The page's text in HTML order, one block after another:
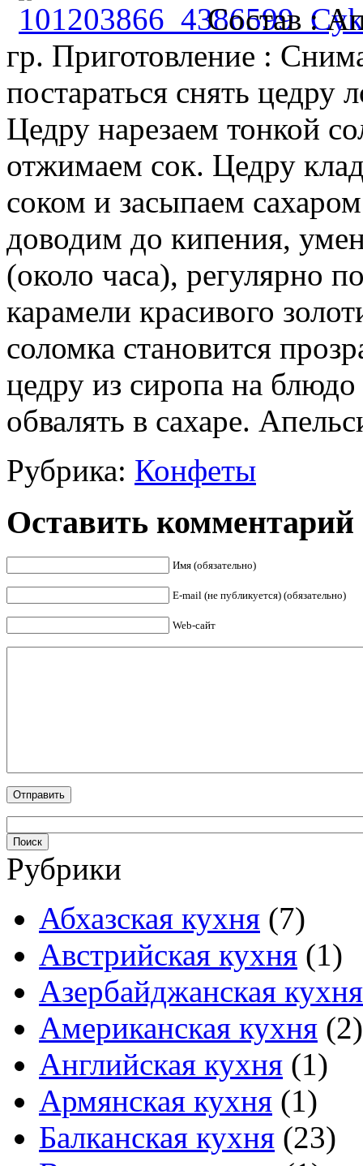
Состав :
гр. Приготовление :
постараться снять
Цедру нарезаем тонкой
отжимаем сок. Цедру
соком и засыпаем
доводим до кипения,
(около часа), регулярно
карамели красивого
соломка становится
цедру из сиропа на
обвалять в сахаре.
Рубрика: Конфеты
Оставить комментарий
Имя (обязательно)
E-mail (не публикуется) (обязательно)
Web-сайт
Рубрики
Абхазская кухня (7)
Австрийская кухня (1)
Азербайджанская кухня
Американская кухня (2)
Английская кухня (1)
Армянская кухня (1)
Балканская кухня (23)